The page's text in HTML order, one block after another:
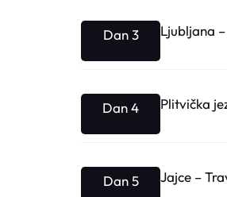
Dan 3 Ljubljana
Dan 4 Plitvička
Dan 5 Jajce –